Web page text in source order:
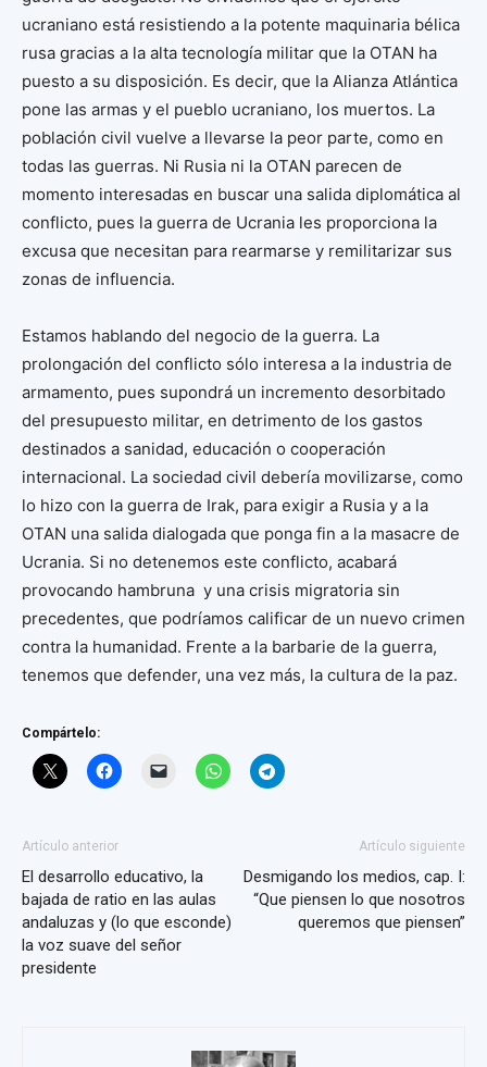
ucraniano está resistiendo a la potente maquinaria bélica
rusa gracias a la alta tecnología militar que la OTAN ha
puesto a su disposición. Es decir, que la Alianza Atlántica
pone las armas y el pueblo ucraniano, los muertos. La
población civil vuelve a llevarse la peor parte, como en
todas las guerras. Ni Rusia ni la OTAN parecen de
momento interesadas en buscar una salida diplomática al
conflicto, pues la guerra de Ucrania les proporciona la
excusa que necesitan para rearmarse y remilitarizar sus
zonas de influencia.
Estamos hablando del negocio de la guerra. La
prolongación del conflicto sólo interesa a la industria de
armamento, pues supondrá un incremento desorbitado
del presupuesto militar, en detrimento de los gastos
destinados a sanidad, educación o cooperación
internacional. La sociedad civil debería movilizarse, como
lo hizo con la guerra de Irak, para exigir a Rusia y a la
OTAN una salida dialogada que ponga fin a la masacre de
Ucrania. Si no detenemos este conflicto, acabará
provocando hambruna y una crisis migratoria sin
precedentes, que podríamos calificar de un nuevo crimen
contra la humanidad. Frente a la barbarie de la guerra,
tenemos que defender, una vez más, la cultura de la paz.
Compártelo:
Artículo anterior
El desarrollo educativo, la
bajada de ratio en las aulas
andaluzas y (lo que esconde)
la voz suave del señor
presidente
Artículo siguiente
Desmigando los medios, cap. I:
“Que piensen lo que nosotros
queremos que piensen”